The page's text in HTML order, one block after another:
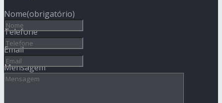
Nome(obrigatório)
Telefone
Email
Mensagem